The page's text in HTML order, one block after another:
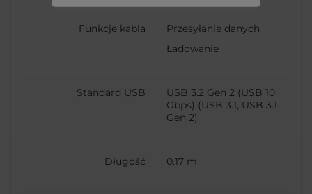
Funkcje kabla
Przesyłanie danych
Ładowanie
Standard USB
USB 3.2 Gen 2 (USB 10
Gbps) (USB 3.1, USB 3.1
Gen 2)
Długość 0.17 m